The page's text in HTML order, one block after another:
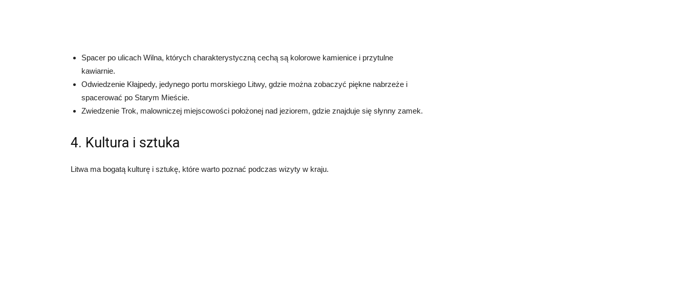
Spacer po ulicach Wilna, których charakterystyczną cechą są kolorowe kamienice i przytulne
kawiarnie.
Odwiedzenie Kłajpedy, jedynego portu morskiego Litwy, gdzie można zobaczyć piękne nabrzeże i
spacerować po Starym Mieście.
Zwiedzenie Trok, malowniczej miejscowości położonej nad jeziorem, gdzie znajduje się słynny zamek.
4. Kultura i sztuka
Litwa ma bogatą kulturę i sztukę, które warto poznać podczas wizyty w kraju.